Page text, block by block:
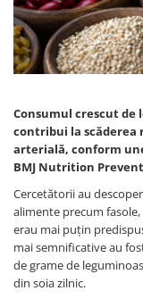
Afectiuni cronice
Sanatatea ochilor
Hepato-biliare
Glanda tiroida
Probleme renale
Prostata, urologie
Sistem nervos
Sistemul osos
Produse naturiste
Detoxifiere
Dulciuri, patiserii
Indulcitori
Miere
Gume de mestecat
Siropuri, gemuri
Ciocolata
Batoane de cereale
Miere Manuka
Mancare sanatoasa
Cereale
Produse pentru plaja
Geluri de dus
Vopsele
Produse de uz casnic
Produse igienizare
Deodorante
Igiena orala
Relaxare
Protectie antivirala
Sare de baie
Sapunuri
Detergenti Bio
Consumul crescut de
contribui la scăderea
arterială, conform
BMJ Nutrition
Cercetătorii au
alimente precum
erau mai puțin
mai semnificative au
de grame de
din soia zilnic.